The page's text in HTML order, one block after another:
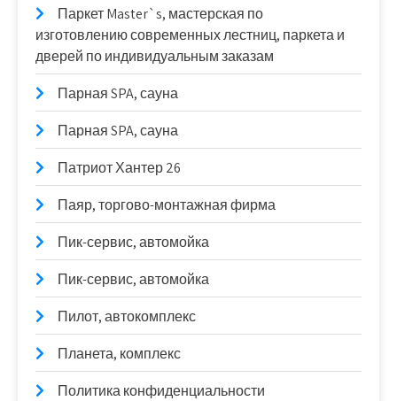
Паркет Master`s, мастерская по
изготовлению современных лестниц, паркета и
дверей по индивидуальным заказам
Парная SPA, сауна
Парная SPA, сауна
Патриот Хантер 26
Паяр, торгово-монтажная фирма
Пик-сервис, автомойка
Пик-сервис, автомойка
Пилот, автокомплекс
Планета, комплекс
Политика конфиденциальности